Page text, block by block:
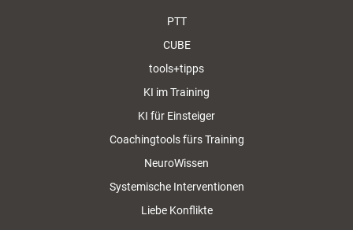
PTT
CUBE
tools+tipps
KI im Training
KI für Einsteiger
Coachingtools fürs Training
NeuroWissen
Systemische Interventionen
Liebe Konflikte